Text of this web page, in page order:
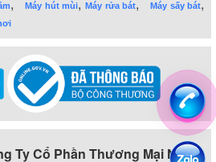
Máy hút mùi Máy rửa bát Máy sấy bát